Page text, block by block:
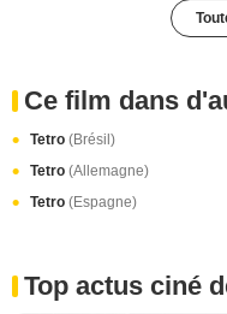
Ce film dans
Tetro (Brésil)
Tetro (Allemagne)
Tetro (Espagne)
Top actus ciné